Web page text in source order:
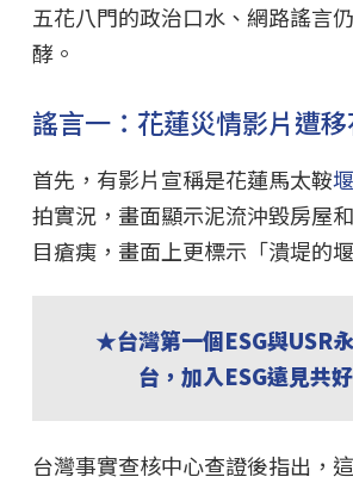
五花八門的政治口水、網路謠言
酵。
謠言一：花蓮災情影片遭
首先，有影片宣稱是花蓮馬太鞍
拍實況，畫面顯示泥流沖毀房屋
目瘡痍，畫面上更標示「潰堤的
★台灣第一個ESG與USR
台，加入ESG遠見共
台灣事實查核中心查證後指出，